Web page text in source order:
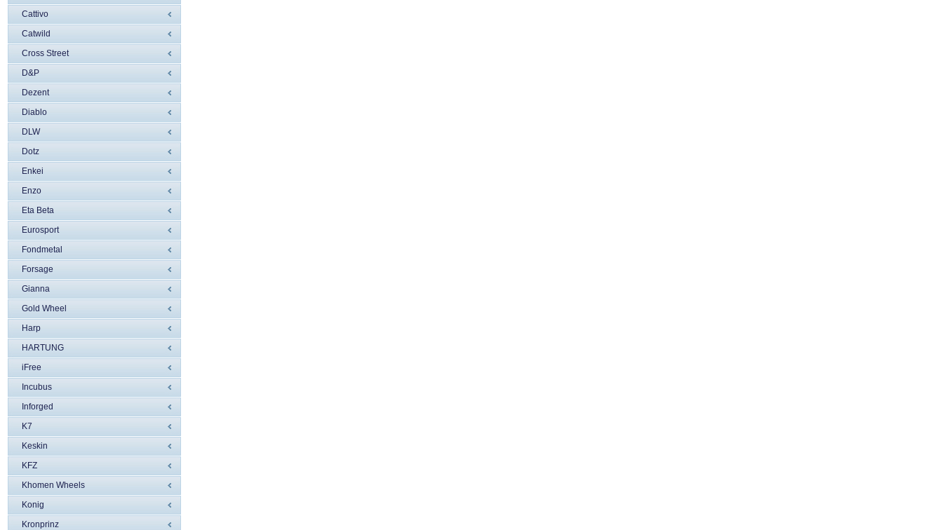
Cattivo
Catwild
Cross Street
D&P
Dezent
Diablo
DLW
Dotz
Enkei
Enzo
Eta Beta
Eurosport
Fondmetal
Forsage
Gianna
Gold Wheel
Harp
HARTUNG
iFree
Incubus
Inforged
K7
Keskin
KFZ
Khomen Wheels
Konig
Kronprinz